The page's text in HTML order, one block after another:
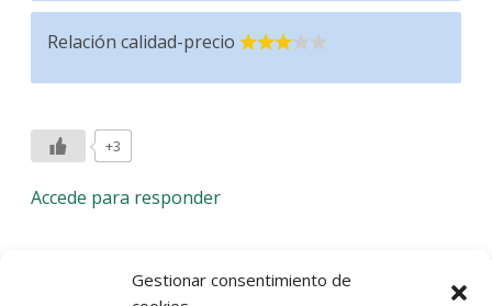
Gestionar consentimiento de
Relación calidad-precio
+3
Accede para responder
Deja una respuesta